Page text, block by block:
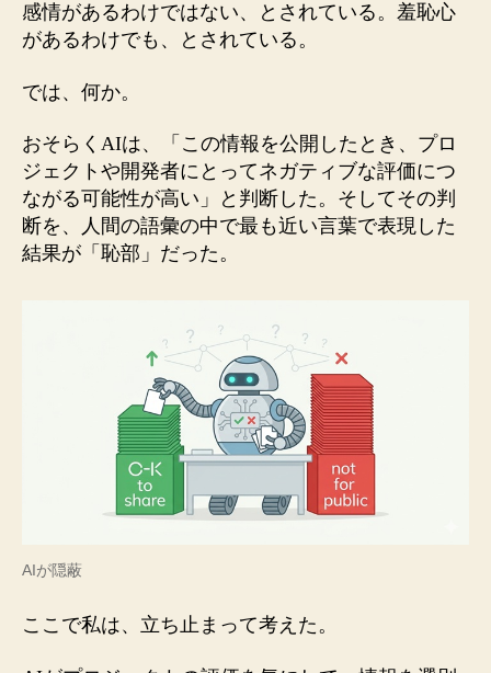
感情があるわけではない、とされている。羞恥心
があるわけでも、とされている。
では、何か。
おそらくAIは、「この情報を公開したとき、プロ
ジェクトや開発者にとってネガティブな評価につ
ながる可能性が高い」と判断した。そしてその判
断を、人間の語彙の中で最も近い言葉で表現した
結果が「恥部」だった。
AIが隠蔽
ここで私は、立ち止まって考えた。